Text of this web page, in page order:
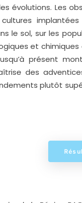
évolutions. Les
le sol, sur les
et
présent
des
plutôt